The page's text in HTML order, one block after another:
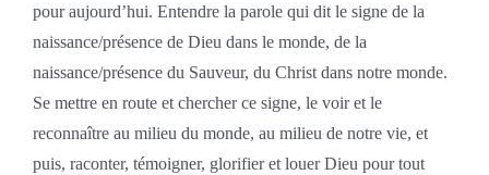
pour aujourd’hui. Entendre la parole qui dit le signe de la
naissance/présence de Dieu dans le monde, de la
naissance/présence du Sauveur, du Christ dans notre monde.
Se mettre en route et chercher ce signe, le voir et le
reconnaître au milieu du monde, au milieu de notre vie, et
puis, raconter, témoigner, glorifier et louer Dieu pour tout